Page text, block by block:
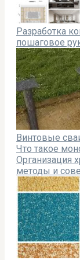
Разработка
пошаговое
Винтовые
Что такое
Организация
методы и